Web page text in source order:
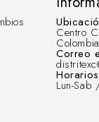
Centro
Colombia
Correo
Lun-